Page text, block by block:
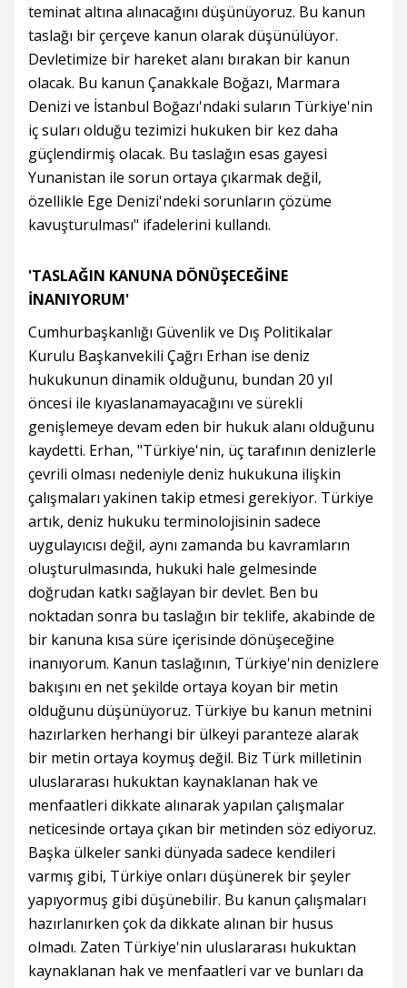
teminat altına alınacağını düşünüyoruz. Bu kanun
taslağı bir çerçeve kanun olarak düşünülüyor.
Devletimize bir hareket alanı bırakan bir kanun
olacak. Bu kanun Çanakkale Boğazı, Marmara
Denizi ve İstanbul Boğazı'ndaki suların Türkiye'nin
iç suları olduğu tezimizi hukuken bir kez daha
güçlendirmiş olacak. Bu taslağın esas gayesi
Yunanistan ile sorun ortaya çıkarmak değil,
özellikle Ege Denizi'ndeki sorunların çözüme
kavuşturulması" ifadelerini kullandı.
'TASLAĞIN KANUNA DÖNÜŞECEĞİNE
İNANIYORUM'
Cumhurbaşkanlığı Güvenlik ve Dış Politikalar
Kurulu Başkanvekili Çağrı Erhan ise deniz
hukukunun dinamik olduğunu, bundan 20 yıl
öncesi ile kıyaslanamayacağını ve sürekli
genişlemeye devam eden bir hukuk alanı olduğunu
kaydetti. Erhan, "Türkiye'nin, üç tarafının denizlerle
çevrili olması nedeniyle deniz hukukuna ilişkin
çalışmaları yakinen takip etmesi gerekiyor. Türkiye
artık, deniz hukuku terminolojisinin sadece
uygulayıcısı değil, aynı zamanda bu kavramların
oluşturulmasında, hukuki hale gelmesinde
doğrudan katkı sağlayan bir devlet. Ben bu
noktadan sonra bu taslağın bir teklife, akabinde de
bir kanuna kısa süre içerisinde dönüşeceğine
inanıyorum. Kanun taslağının, Türkiye'nin denizlere
bakışını en net şekilde ortaya koyan bir metin
olduğunu düşünüyoruz. Türkiye bu kanun metnini
hazırlarken herhangi bir ülkeyi paranteze alarak
bir metin ortaya koymuş değil. Biz Türk milletinin
uluslararası hukuktan kaynaklanan hak ve
menfaatleri dikkate alınarak yapılan çalışmalar
neticesinde ortaya çıkan bir metinden söz ediyoruz.
Başka ülkeler sanki dünyada sadece kendileri
varmış gibi, Türkiye onları düşünerek bir şeyler
yapıyormuş gibi düşünebilir. Bu kanun çalışmaları
hazırlanırken çok da dikkate alınan bir husus
olmadı. Zaten Türkiye'nin uluslararası hukuktan
kaynaklanan hak ve menfaatleri var ve bunları da